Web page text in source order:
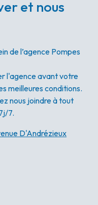
et nous
de l’agence Pompes
l'agence avant votre
meilleures conditions.
nous joindre à tout
7.
D'Andrézieux